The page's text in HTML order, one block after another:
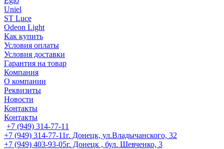
Uniel
ST Luce
Odeon Light
Как купить
Условия оплаты
Условия доставки
Гарантия на товар
Компания
О компании
Реквизиты
Новости
Контакты
Контакты
+7 (949) 314-77-11
+7 (949) 314-77-11г. Донецк, ул.Владычанского, 32
+7 (949) 403-93-05г. Донецк , бул. Шевченко, 3